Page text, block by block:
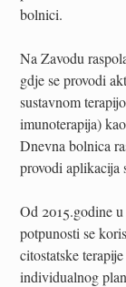
bolnici.
Na Zavodu
gdje se provodi
sustavnom
imunoterapija)
Dnevna bolnica
provodi aplikacija
Od 2015.godine
potpunosti se
citostatske
individualnog